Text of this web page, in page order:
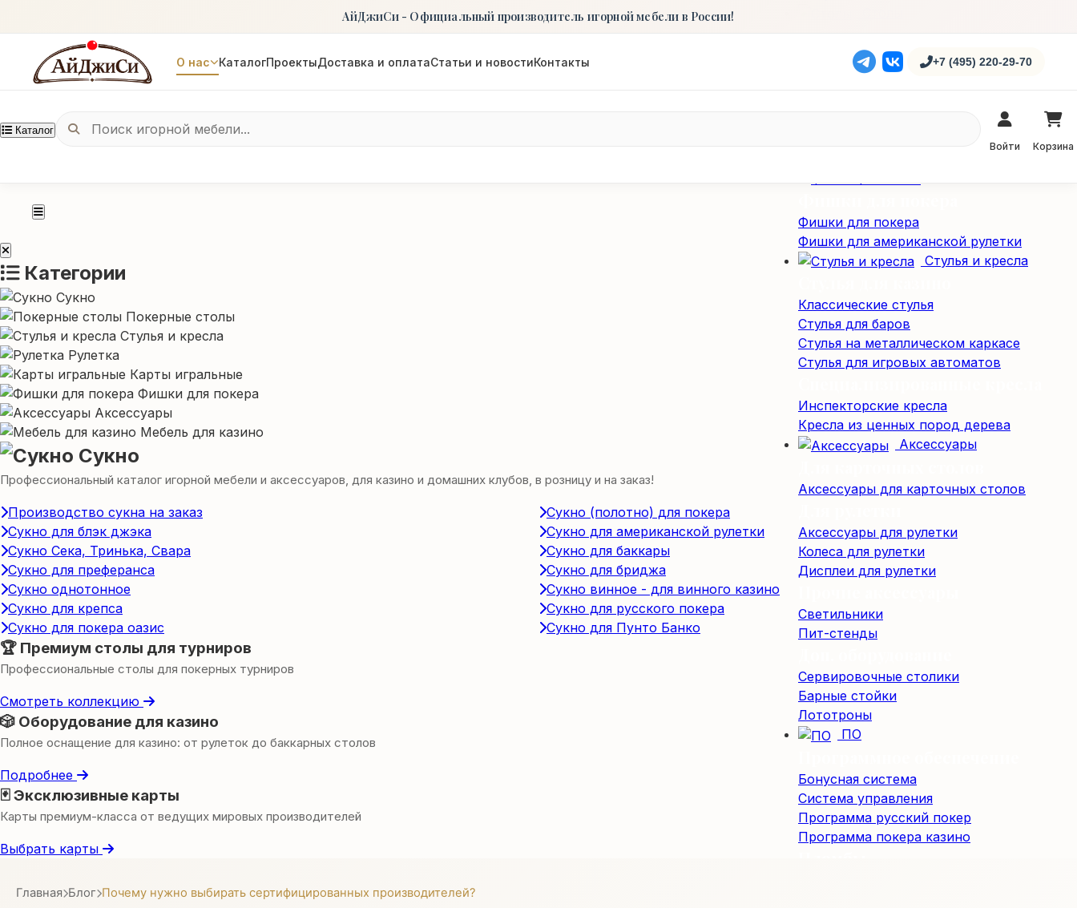
АйДжиСи - Официальный производитель игорной мебели в России!
О нас КаталогПроектыДоставка и оплатаСтатьи и новостиКонтакты +7 (495) 220-29-70
Каталог
Войти
Корзина
Профессиональные столы для покера
Складные покерные столы
Столы для американской рулетки
Фишки для покера
Фишки для американской рулетки
Стулья и кресла
Классические стулья
Стулья для баров
Стулья на металлическом каркасе
Стулья для игровых автоматов
Инспекторские кресла
Кресла из ценных пород дерева
Аксессуары
Аксессуары для карточных столов
Аксессуары для рулетки
Колеса для рулетки
Дисплеи для рулетки
Светильники
Пит-стенды
Сервировочные столики
Барные стойки
Лототроны
ПО
Бонусная система
Система управления
Программа русский покер
Программа покера казино
Категории
Сукно
Покерные столы
Стулья и кресла
Рулетка
Карты игральные
Фишки для покера
Аксессуары
Мебель для казино
Сукно
Профессиональный каталог игорной мебели и аксессуаров, для казино и домашних клубов, в розницу и на заказ!
Производство сукна на заказ
Сукно (полотно) для покера
Сукно для блэк джэка
Сукно для американской рулетки
Сукно Сека, Тринька, Свара
Сукно для баккары
Сукно для преферанса
Сукно для бриджа
Сукно однотонное
Сукно винное - для винного казино
Сукно для крепса
Сукно для русского покера
Сукно для покера оазис
Сукно для Пунто Банко
🏆 Премиум столы для турниров
Профессиональные столы для покерных турниров
Смотреть коллекцию
🎲 Оборудование для казино
Полное оснащение для казино: от рулеток до баккарных столов
Подробнее
🃏 Эксклюзивные карты
Карты премиум-класса от ведущих мировых производителей
Выбрать карты
Главная Блог Почему нужно выбирать сертифицированных производителей?